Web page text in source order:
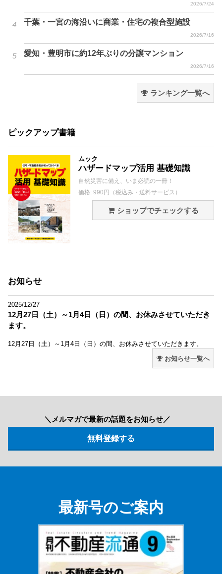
2026/7/24
千葉・一宮の海沿いに商業・住宅の複合型施設
2026/7/16
愛知・豊明市に約12年ぶりの分譲マンション
2026/7/16
ランキング一覧へ
ピックアップ書籍
ムック
ハザードマップ活用 基礎知識
自然災害に備え、いま必読の一冊！
価格: 990円（税込み・送料サービス）
ショップでチェックする
お知らせ
2025/12/27
12月27日（土）～1月4日（日）の間、お休みさせていただき
ます。
12月27日（土）～1月4日（日）の間、お休みさせていただきます。
お知らせ一覧へ
＼メルマガで最新の話題をお知らせ／
最新号のご案内